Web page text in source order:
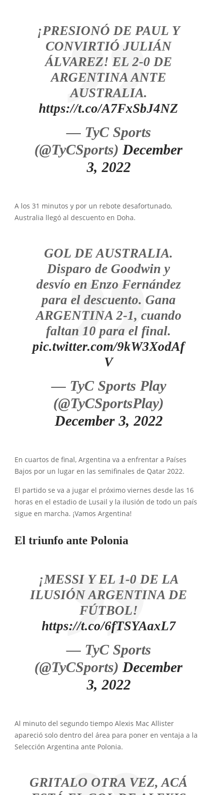
¡PRESIONÓ DE PAUL Y
CONVIRTIÓ JULIÁN
ÁLVAREZ! EL 2-0 DE
ARGENTINA ANTE
AUSTRALIA.
https://t.co/A7FxSbJ4NZ
— TyC Sports
(@TyCSports) December
3, 2022
A los 31 minutos y por un rebote desafortunado,
Australia llegó al descuento en Doha.
GOL DE AUSTRALIA.
Disparo de Goodwin y
desvío en Enzo Fernández
para el descuento. Gana
ARGENTINA 2-1, cuando
faltan 10 para el final.
pic.twitter.com/9kW3XodAf
V
— TyC Sports Play
(@TyCSportsPlay)
December 3, 2022
En cuartos de final, Argentina va a enfrentar a Países
Bajos por un lugar en las semifinales de Qatar 2022.
El partido se va a jugar el próximo viernes desde las 16
horas en el estadio de Lusail y la ilusión de todo un país
sigue en marcha. ¡Vamos Argentina!
El triunfo ante Polonia
¡MESSI Y EL 1-0 DE LA
ILUSIÓN ARGENTINA DE
FÚTBOL!
https://t.co/6fTSYAaxL7
— TyC Sports
(@TyCSports) December
3, 2022
Al minuto del segundo tiempo Alexis Mac Allister
apareció solo dentro del área para poner en ventaja a la
Selección Argentina ante Polonia.
GRITALO OTRA VEZ, ACÁ